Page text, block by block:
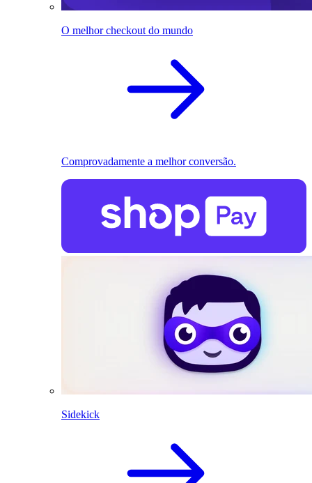
O melhor checkout do mundo
Comprovadamente a melhor conversão.
Sidekick